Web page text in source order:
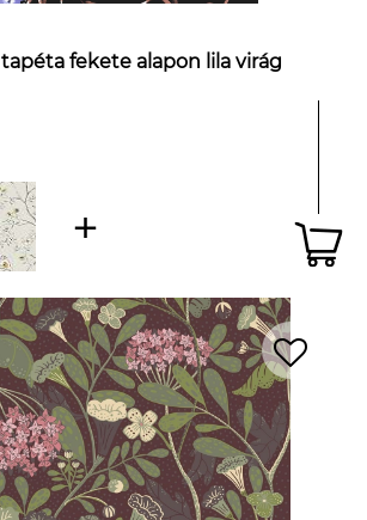
fekete alapon lila virág